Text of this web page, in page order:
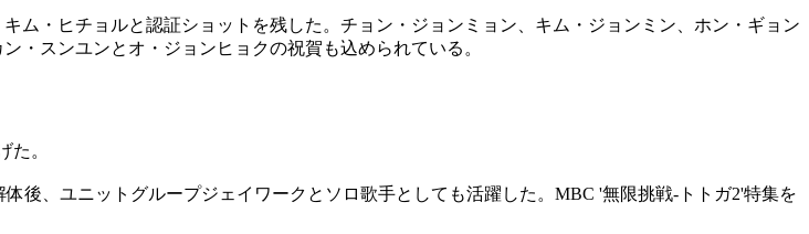
ム・ヒチョルと認証ショットを残した。チョン・ジョンミョン、キム・ジョンミン、ホン・ギョン
・スンユンとオ・ジョンヒョクの祝賀も込められている。
た。
後、ユニットグループジェイワークとソロ歌手としても活躍した。MBC '無限挑戦-トトガ2'特集を